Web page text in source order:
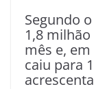
Segundo
1,8
mês e,
caiu para